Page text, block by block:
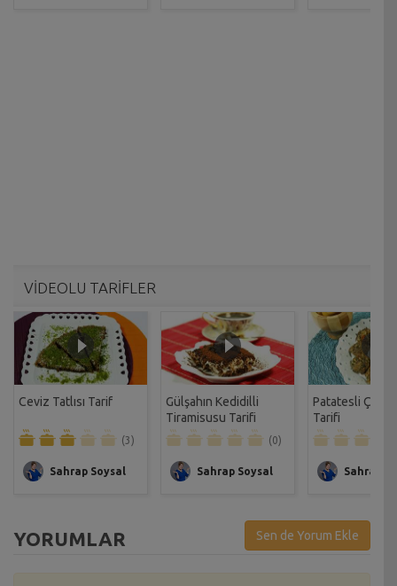
VİDEOLU TARİFLER
Ceviz Tatlısı Tarif
(3)
Sahrap Soysal
Gülşahın Kedidilli
Tiramisusu Tarifi
(0)
Sahrap Soysal
Patatesli Çıtır
Tarifi
Sahrap
YORUMLAR Sen de Yorum Ekle